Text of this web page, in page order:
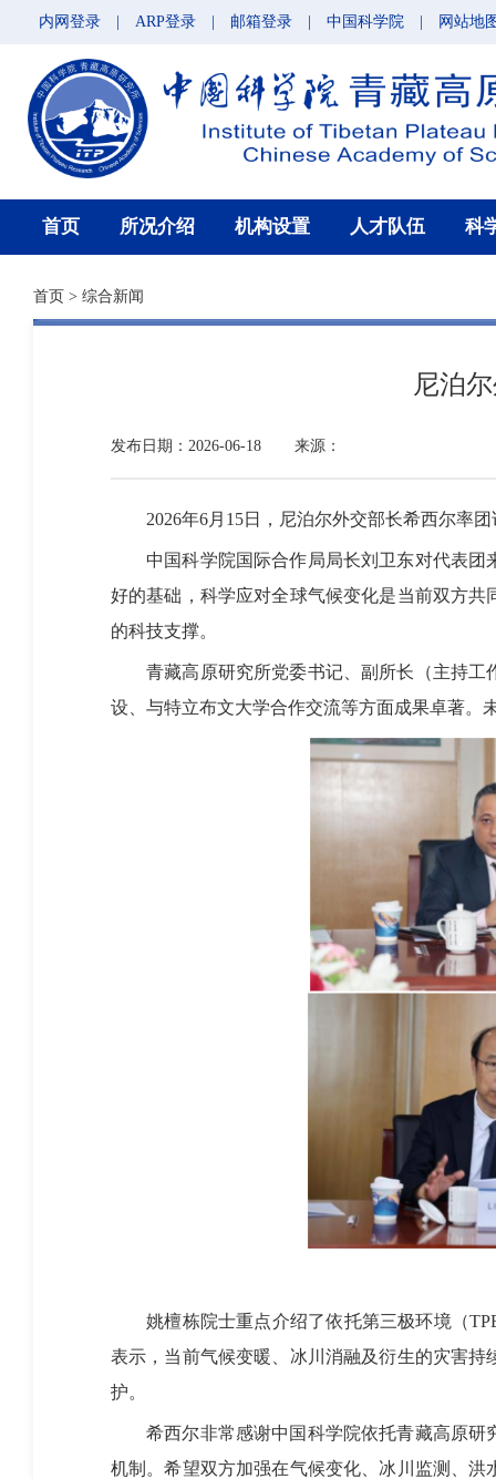
内网登录 ARP登录 邮箱登录 中国科学院 网站地
首页 所况介绍 机构设置 人才队伍 科
首页 > 综合新闻
尼泊
发布日期：2026-06-18 来源：
2026年6月15日，尼泊尔外交部长希西尔率团
中国科学院国际合作局局长刘卫东对代表团
好的基础，科学应对全球气候变化是当前双方
的科技支撑。
青藏高原研究所党委书记、副所长（主持工
设、与特立布文大学合作交流等方面成果卓著。
姚檀栋院士重点介绍了依托第三极环境（
表示，当前气候变暖、冰川消融及衍生的灾害
护。
希西尔非常感谢中国科学院依托青藏高原研
机制。希望双方加强在气候变化、冰川监测、